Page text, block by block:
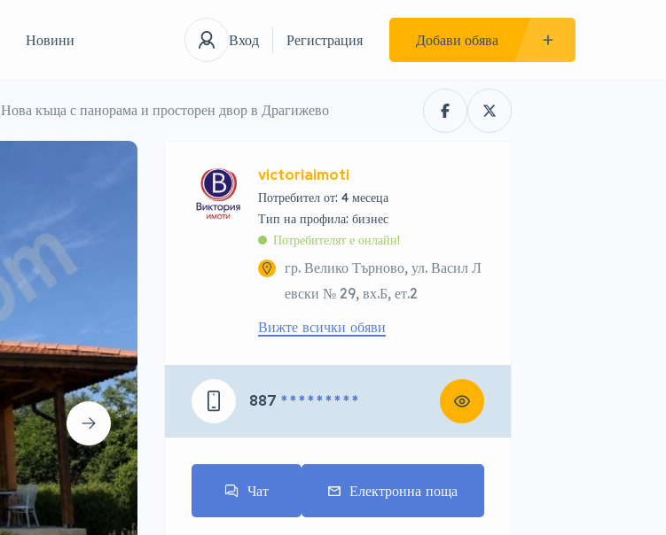
Новини Вход Регистрация Добави обява
Нова къща с панорама и просторен двор в Драгижево
victoriaimoti
Потребител от: 4 месеца
тип на профила: бизнес
Потребителят е онлайн!
гр. Велико Търново, ул. Васил Л
евски № 29, вх.Б, ет.2
Вижте всички обяви
887 * * * * * * * * *
Чат Електронна поща